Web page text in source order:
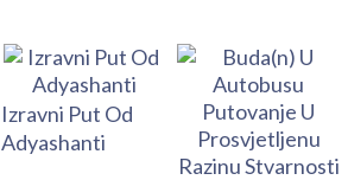
Izravni Put Od
Adyashanti